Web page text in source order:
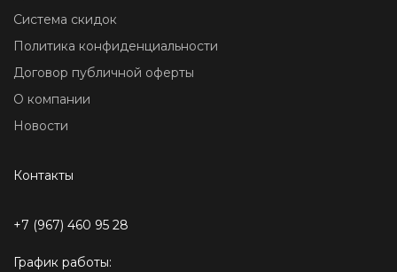
Система скидок
Политика конфиденциальности
Договор публичной оферты
О компании
Новости
Контакты
+7 (967) 460 95 28
График работы: